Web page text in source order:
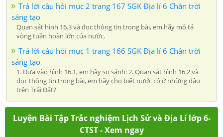
Trả lời câu hỏi mục 2 trang 167 SGK Địa lí 6 Chân trời
sáng tạo
Quan sát hình 16.3 và đọc thông tin trong bài, em hãy mô tả
vòng tuần hoàn lớn của nước.
Trả lời câu hỏi mục 1 trang 166 SGK Địa lí 6 Chân trời
sáng tạo
1. Dựa vào hình 16.1, em hãy so sánh: 2. Quan sát hình 16.2 và
đọc thông tin trong bài, em hãy cho biết nước có ở những đâu
trên Trái Đất?
Luyện Bài Tập Trắc nghiệm Lịch Sử và Địa Lí lớp 6-
CTST - Xem ngay